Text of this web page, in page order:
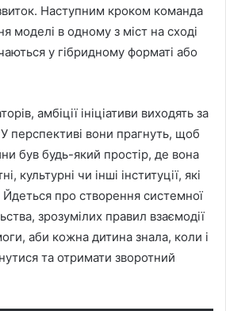
Наступним кроком команда
моделі в одному з міст на сході
у гібридному форматі або
амбіції ініціативи виходять за
перспективі вони прагнуть, щоб
був будь-який простір, де вона
культурні чи інші інституції, які
про створення системної
зрозумілих правил взаємодії
аби кожна дитина знала, коли і
та отримати зворотний